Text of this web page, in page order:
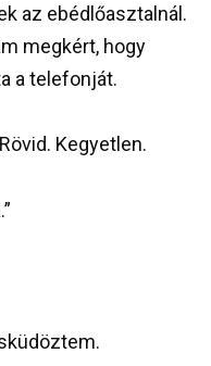
az ebédlőasztalnál.
megkért, hogy
a telefonját.
Kegyetlen.